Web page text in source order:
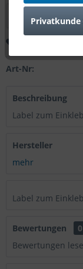
Art-Nr:
Beschreibung
Label zum
Hersteller
mehr
Label zum
Bewertungen
0
Bewertungen
Privatkunde